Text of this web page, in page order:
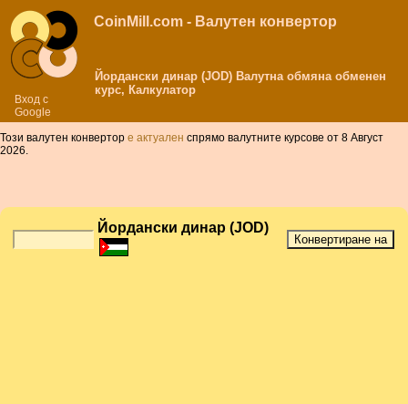
Вход с
Google
CoinMill.com - Валутен конвертор
Йордански динар (JOD) Валутна обмяна обменен
курс, Калкулатор
Този валутен конвертор е актуален спрямо валутните курсове от 8 Август
2026.
Йордански динар (JOD)